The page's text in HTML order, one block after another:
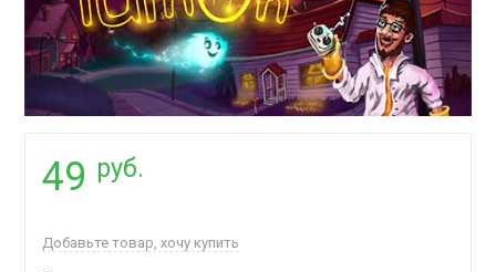
49 руб.
Добавьте товар, хочу купить